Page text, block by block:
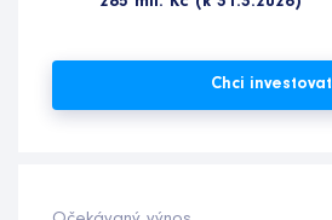
Chci investovat